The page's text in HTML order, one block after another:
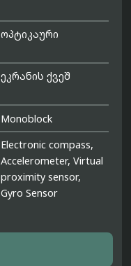
ოპტიკაური
ეკრანის ქვეშ
Monoblock
Electronic compass,
Accelerometer, Virtual
proximity sensor,
Gyro Sensor